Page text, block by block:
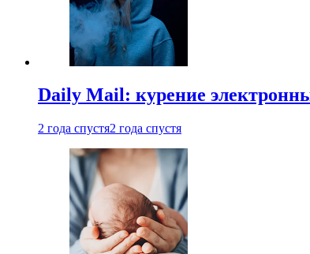
Daily Mail: курение
2 года спустя2 года спустя